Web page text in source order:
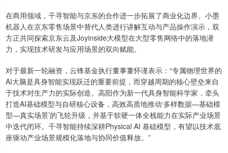
在商用领域，千寻智能与京东的合作进一步拓展了商业化边界。小墨
机器人在京东零售场景中替代人类进行讲解互动与产品操作演示，双
方正共同探索京东云及Joyinside大模型在大型零售网络中的落地潜
力，实现技术研发与应用场景的双向赋能。
对于最新一轮融资，云锋基金执行董事董怀谨表示：“专属物理世界的
AI大脑是具身智能实现跃迁的重要前提，而穿越周期的核心壁垒来自
于技术对生产力的实际创造。高阳作为新一代具身智能科学家，牵头
打造AI基础模型与自研核心设备，高效高质地推动‘多样数据—基础模
型—真实场景’的飞轮升级，并基于软硬一体全栈能力在实际产业场景
中迭代闭环。千寻智能持续深耕Physical AI 基础模型，有望以技术底
座驱动产业场景规模化落地与协同价值释放。”